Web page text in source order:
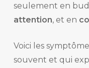
seulement en
attention, et en
Voici les
souvent et qui